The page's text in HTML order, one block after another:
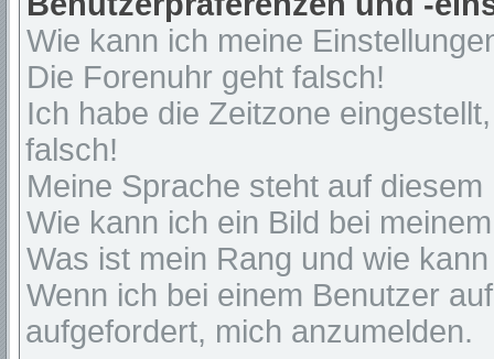
Wie kann ich meine
Die Forenuhr geht falsch!
Ich habe die Zeitzone
falsch!
Meine Sprache steht auf
Wie kann ich ein Bild bei
Was ist mein Rang und wie
Wenn ich bei einem Benutzer
aufgefordert, mich anzumelden.